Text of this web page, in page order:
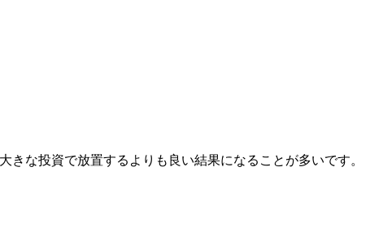
な投資で放置するよりも良い結果になることが多いです。